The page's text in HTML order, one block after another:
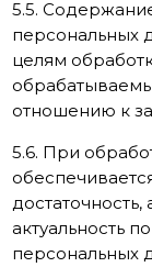
5.5.
персональных
целям
отношению к
5.6. При
актуальность
персональных